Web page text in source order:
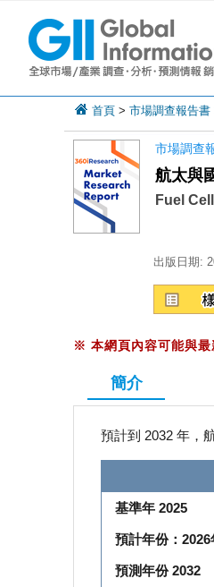
首頁 > 市場調查報告書
市場調查
航太與
Fuel
出版日期:
※ 本網頁內容可能與最
簡介
預計到 2032 年，
基準年 2025
預計年份：2026
預測年份 2032